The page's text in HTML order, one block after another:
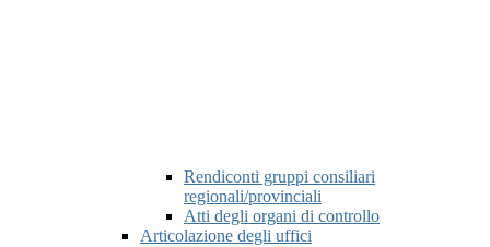
Rendiconti gruppi consiliari
regionali/provinciali
Atti degli organi di controllo
Articolazione degli uffici